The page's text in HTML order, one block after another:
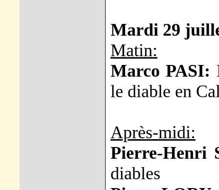
Mardi 29
Matin:
Marco PASI:
le diable en
Après-midi:
Pierre-Henri
diables